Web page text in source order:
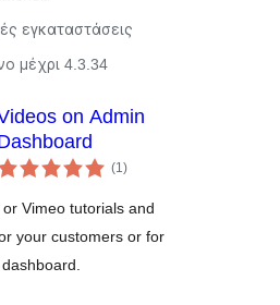
εγκαταστάσεις
μέχρι 4.3.34
on Admin
(1αξιολογήσεις
σύνολο
)
Vimeo tutorials and
your customers or for